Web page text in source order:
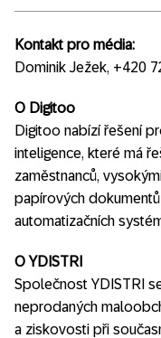
Kontakt pro média:
Dominik Ježek, +420
O Digitoo
Digitoo nabízí řešení
inteligence, které má
zaměstnanců,
papírových
automatizačních
O YDISTRI
Společnost YDISTRI
neprodaných
a ziskovosti při